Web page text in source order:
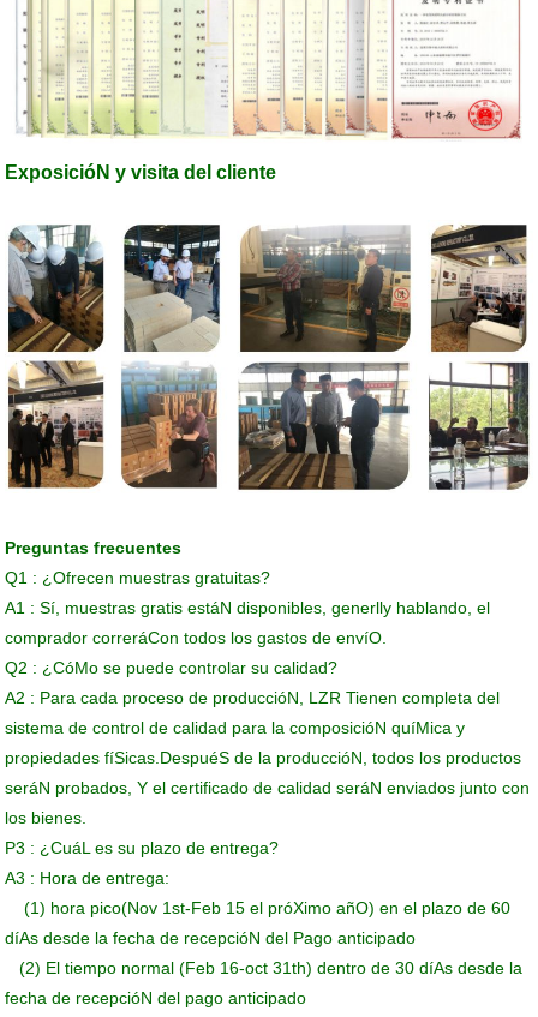
ExposicióN y visita del cliente
Preguntas frecuentes
Q1 : ¿Ofrecen muestras gratuitas?
A1 : Sí, muestras gratis estáN disponibles, generlly hablando, el
comprador correráCon todos los gastos de envíO.
Q2 : ¿CóMo se puede controlar su calidad?
A2 : Para cada proceso de produccióN, LZR Tienen completa del
sistema de control de calidad para la composicióN quíMica y
propiedades fíSicas.DespuéS de la produccióN, todos los productos
seráN probados, Y el certificado de calidad seráN enviados junto con
los bienes.
P3 : ¿CuáL es su plazo de entrega?
A3 : Hora de entrega:
(1) hora pico(Nov 1st-Feb 15 el próXimo añO) en el plazo de 60
díAs desde la fecha de recepcióN del Pago anticipado
(2) El tiempo normal (Feb 16-oct 31th) dentro de 30 díAs desde la
fecha de recepcióN del pago anticipado